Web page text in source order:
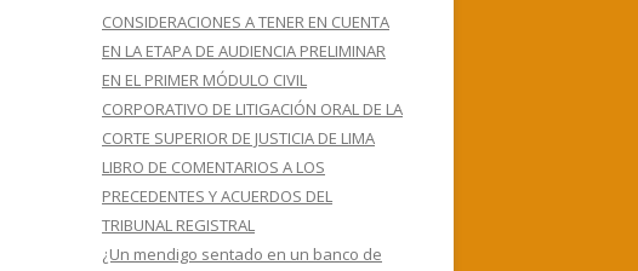
r
:
CONSIDERACIONES A TENER EN CUENTA
EN LA ETAPA DE AUDIENCIA PRELIMINAR
EN EL PRIMER MÓDULO CIVIL
CORPORATIVO DE LITIGACIÓN ORAL DE LA
CORTE SUPERIOR DE JUSTICIA DE LIMA
LIBRO DE COMENTARIOS A LOS
PRECEDENTES Y ACUERDOS DEL
TRIBUNAL REGISTRAL
¿Un mendigo sentado en un banco de